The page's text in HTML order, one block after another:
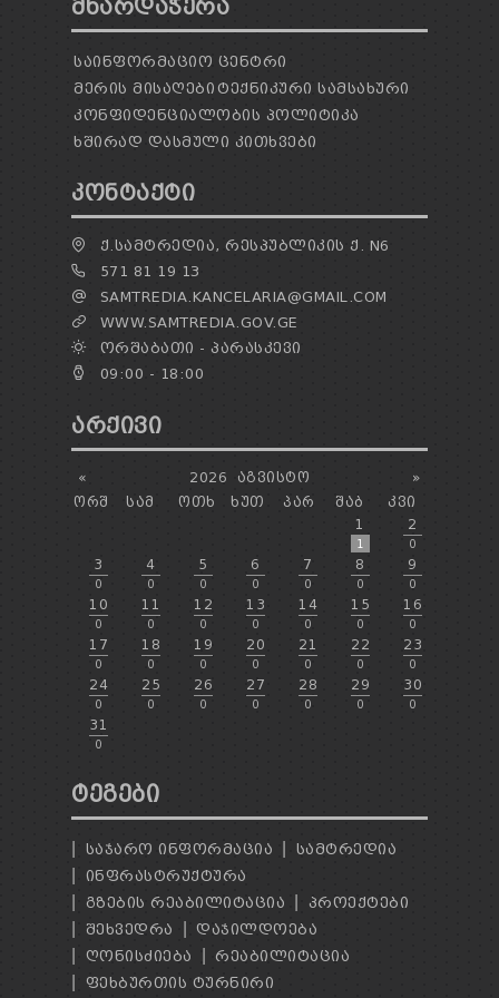
ᲢᲔᲜᲓᲔᲠᲔᲑᲘ
ᲞᲠᲔᲖᲘᲓᲔᲜᲢᲘᲡᲗᲕᲘᲡ ᲓᲐ
ᲞᲐᲠᲚᲐᲛᲔᲜᲢᲘᲡᲗᲕᲘᲡ ᲬᲐᲠᲡᲐᲓᲒᲔᲜᲘ ᲐᲜᲒᲐᲠᲘᲨᲘ
ᲡᲐᲯᲐᲠᲝ ᲘᲜᲤᲝᲠᲛᲐᲪᲘᲘᲡ ᲛᲝᲗᲮᲝᲕᲜᲐ
ᲞᲔᲠᲡᲝᲜᲐᲚᲣᲠ ᲛᲝᲜᲐᲪᲔᲛᲗᲐ ᲓᲐᲪᲕᲘᲡ
ᲡᲐᲛᲐᲠᲗᲚᲔᲑᲠᲘᲕᲘ ᲒᲐᲓᲐᲬᲧᲕᲔᲢᲘᲚᲔᲑᲔᲑᲘ
ᲛᲮᲐᲠᲓᲐᲭᲔᲠᲐ
ᲡᲐᲘᲜᲤᲝᲠᲛᲐᲪᲘᲝ ᲪᲔᲜᲢᲠᲘ
ᲛᲔᲠᲘᲡ ᲛᲘᲡᲐᲦᲔᲑᲘᲢᲔᲥᲜᲘᲙᲣᲠᲘ ᲡᲐᲛᲡᲐᲮᲣᲠᲘ
ᲙᲝᲜᲤᲘᲓᲔᲜᲪᲘᲐᲚᲝᲑᲘᲡ ᲞᲝᲚᲘᲢᲘᲙᲐ
ᲮᲨᲘᲠᲐᲓ ᲓᲐᲡᲛᲣᲚᲘ ᲙᲘᲗᲮᲕᲔᲑᲘ
ᲙᲝᲜᲢᲐᲥᲢᲘ
Ქ.ᲡᲐᲛᲢᲠᲔᲓᲘᲐ, ᲠᲔᲡᲞᲣᲑᲚᲘᲙᲘᲡ Ქ. N6
571 81 19 13
SAMTREDIA.KANCELARIA@GMAIL.COM
WWW.SAMTREDIA.GOV.GE
ᲝᲠᲨᲐᲑᲐᲗᲘ - ᲞᲐᲠᲐᲡᲙᲔᲕᲘ
09:00 - 18:00
ᲐᲠᲥᲘᲕᲘ
« »
2026
ᲐᲒᲕᲘᲡᲢᲝ
ᲝᲠᲨ
ᲡᲐᲛ ᲝᲗᲮ ᲮᲣᲗ ᲞᲐᲠ ᲨᲐᲑ
ᲙᲕᲘ
1
1
2
0
3
0
4
0
5
0
6
0
7
0
8
0
9
0
10
0
11
0
12
0
13
0
14
0
15
0
16
0
17
0
18
0
19
0
20
0
21
0
22
0
23
0
24
0
25
0
26
0
27
0
28
0
29
0
30
0
31
0
ᲢᲔᲒᲔᲑᲘ
ᲡᲐᲯᲐᲠᲝ ᲘᲜᲤᲝᲠᲛᲐᲪᲘᲐ
ᲡᲐᲛᲢᲠᲔᲓᲘᲐ
ᲘᲜᲤᲠᲐᲡᲢᲠᲣᲥᲢᲣᲠᲐ
ᲒᲖᲔᲑᲘᲡ ᲠᲔᲐᲑᲘᲚᲘᲢᲐᲪᲘᲐ
ᲞᲠᲝᲔᲥᲢᲔᲑᲘ
ᲨᲔᲮᲕᲔᲓᲠᲐ
ᲓᲐᲯᲘᲚᲓᲝᲔᲑᲐ
ᲦᲝᲜᲘᲡᲫᲘᲔᲑᲐ
ᲠᲔᲐᲑᲘᲚᲘᲢᲐᲪᲘᲐ
ᲤᲔᲮᲑᲣᲠᲗᲘᲡ ᲢᲣᲠᲜᲘᲠᲘ